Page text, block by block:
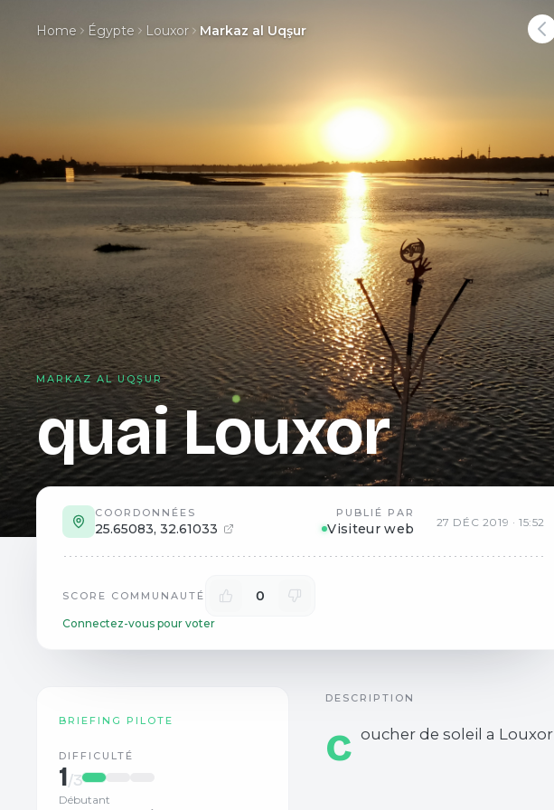
Home Égypte Louxor Markaz al Uqşur
MARKAZ AL UQŞUR
quai Louxor
COORDONNÉES
25.65083, 32.61033
PUBLIÉ PAR
Visiteur web 27 DÉC 2019 · 15:52
SCORE COMMUNAUTÉ 0
Connectez-vous pour voter
BRIEFING PILOTE
DIFFICULTÉ
1/3
Débutant
DESCRIPTION
c oucher de soleil a Louxor